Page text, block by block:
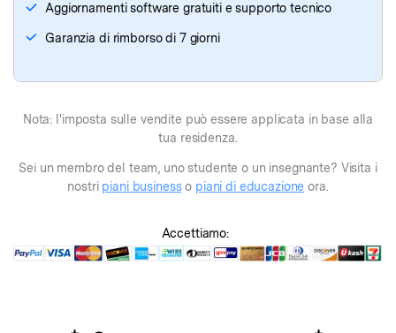
Aggiornamenti software gratuiti e supporto tecnico
Garanzia di rimborso di 7 giorni
Nota: l'imposta sulle vendite può essere applicata in base alla
tua residenza.
Sei un membro del team, uno studente o un insegnante? Visita i
nostri piani businesso piani di educazione ora.
Accettiamo: